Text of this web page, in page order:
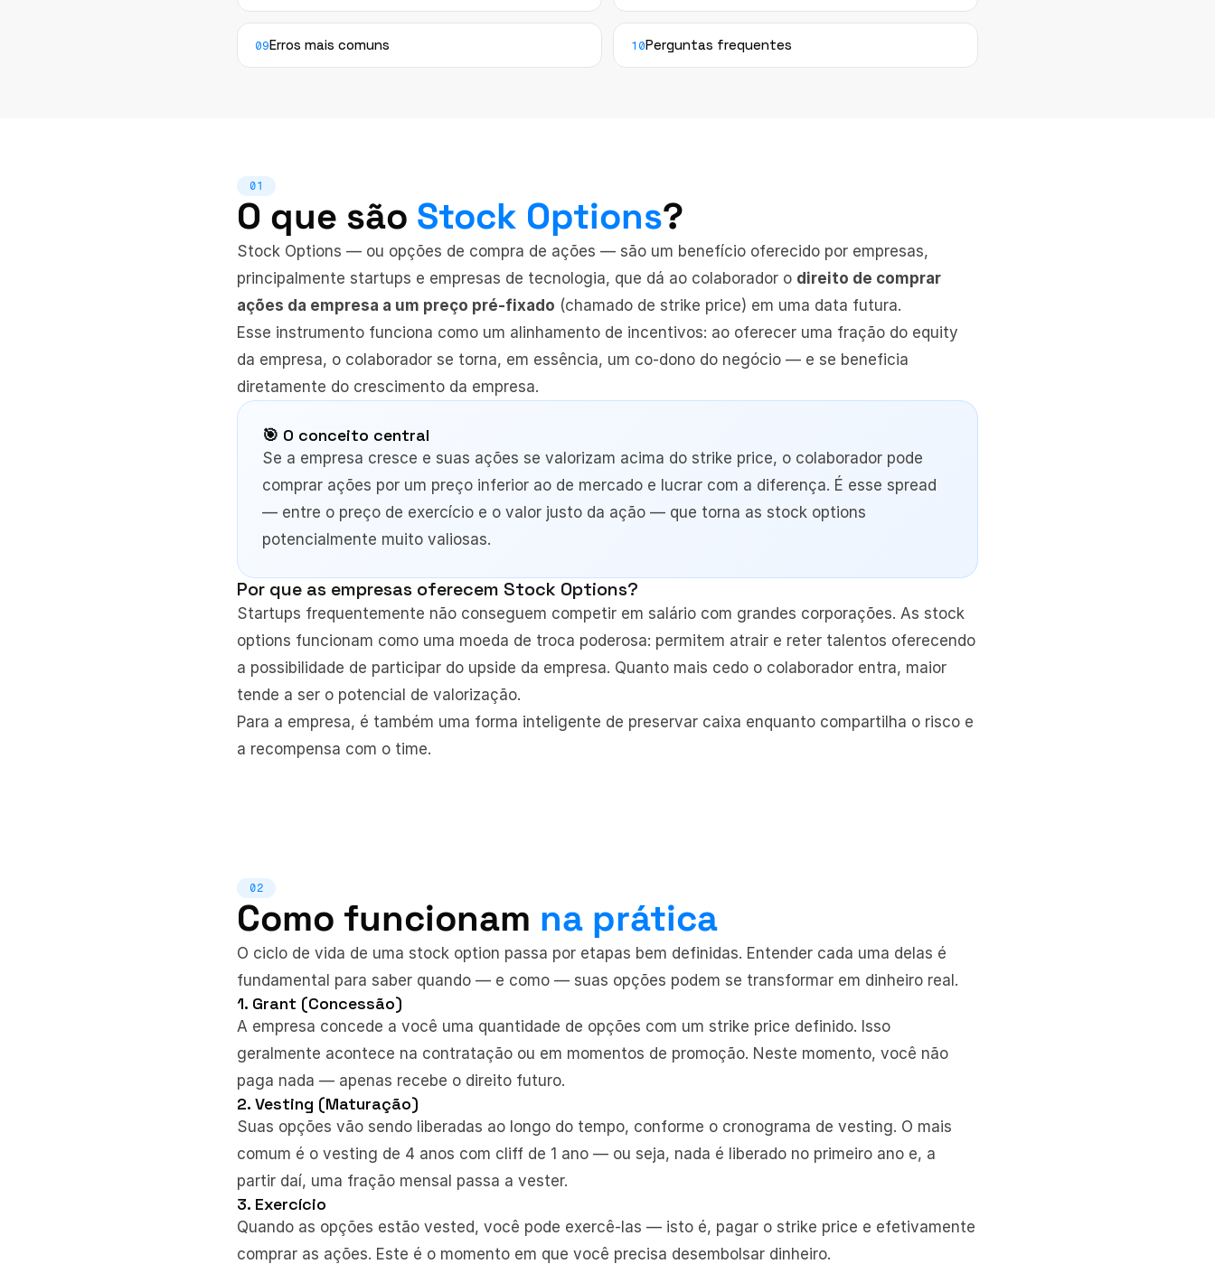
09Erros mais comuns 10Perguntas frequentes
01
O que são Stock Options?
Stock Options — ou opções de compra de ações — são um benefício oferecido por empresas,
principalmente startups e empresas de tecnologia, que dá ao colaborador o direito de comprar
ações da empresa a um preço pré-fixado (chamado de strike price) em uma data futura.
Esse instrumento funciona como um alinhamento de incentivos: ao oferecer uma fração do equity
da empresa, o colaborador se torna, em essência, um co-dono do negócio — e se beneficia
diretamente do crescimento da empresa.
🎯 O conceito central
Se a empresa cresce e suas ações se valorizam acima do strike price, o colaborador pode
comprar ações por um preço inferior ao de mercado e lucrar com a diferença. É esse spread
— entre o preço de exercício e o valor justo da ação — que torna as stock options
potencialmente muito valiosas.
Por que as empresas oferecem Stock Options?
Startups frequentemente não conseguem competir em salário com grandes corporações. As stock
options funcionam como uma moeda de troca poderosa: permitem atrair e reter talentos oferecendo
a possibilidade de participar do upside da empresa. Quanto mais cedo o colaborador entra, maior
tende a ser o potencial de valorização.
Para a empresa, é também uma forma inteligente de preservar caixa enquanto compartilha o risco e
a recompensa com o time.
02
Como funcionam na prática
O ciclo de vida de uma stock option passa por etapas bem definidas. Entender cada uma delas é
fundamental para saber quando — e como — suas opções podem se transformar em dinheiro real.
1. Grant (Concessão)
A empresa concede a você uma quantidade de opções com um strike price definido. Isso
geralmente acontece na contratação ou em momentos de promoção. Neste momento, você não
paga nada — apenas recebe o direito futuro.
2. Vesting (Maturação)
Suas opções vão sendo liberadas ao longo do tempo, conforme o cronograma de vesting. O mais
comum é o vesting de 4 anos com cliff de 1 ano — ou seja, nada é liberado no primeiro ano e, a
partir daí, uma fração mensal passa a vester.
3. Exercício
Quando as opções estão vested, você pode exercê-las — isto é, pagar o strike price e efetivamente
comprar as ações. Este é o momento em que você precisa desembolsar dinheiro.